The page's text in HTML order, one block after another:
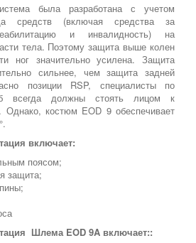
была разработана с учетом
средств (включая средства за
и инвалидность) на
тела. Поэтому защита выше колен
ног значительно усилена. Защита
сильнее, чем защита задней
позиции RSP, специалисты по
всегда должны стоять лицом к
Однако, костюм EOD 9 обеспечивает
включает:
поясом;
защита;
Шлема EOD 9A включает::